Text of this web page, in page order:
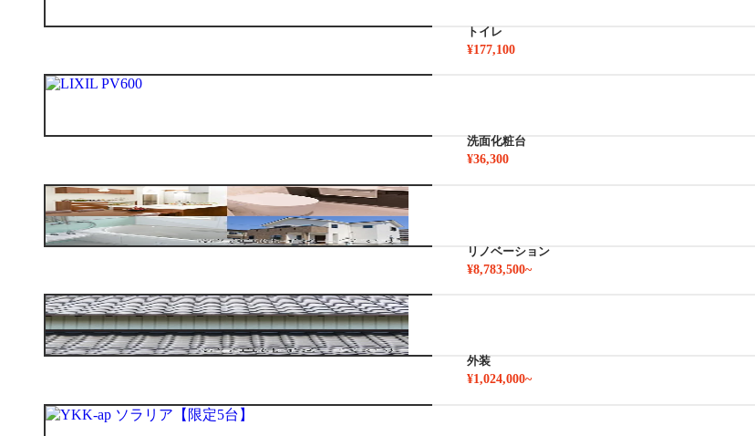
トイレ
¥177,100
洗面化粧台
¥36,300
リノベーション
¥8,783,500~
外装
¥1,024,000~